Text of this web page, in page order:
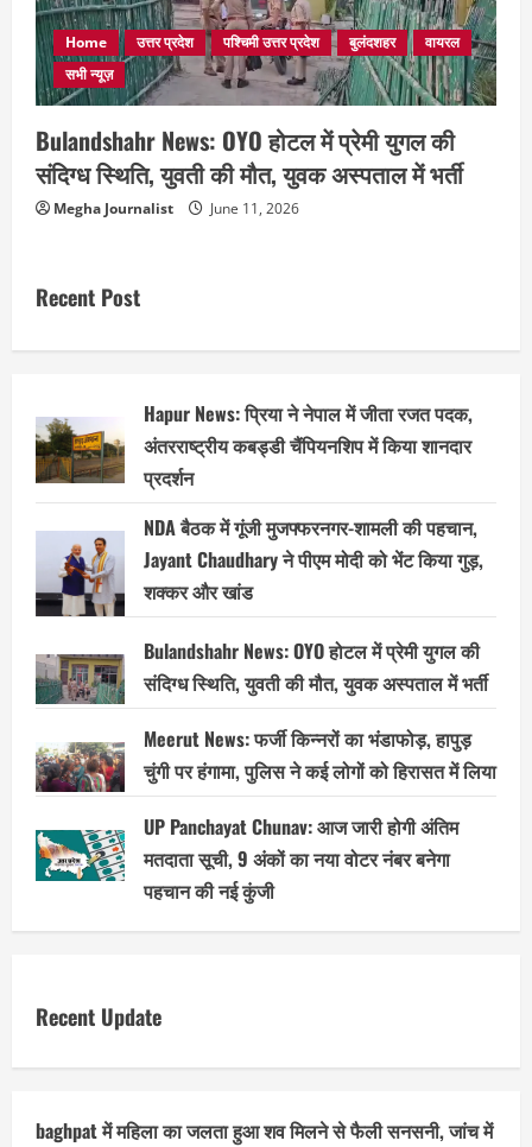
Home उत्तर प्रदेश पश्चिमी उत्तर प्रदेश बुलंदशहर
वायरल
सभी न्यूज़
Bulandshahr News: OYO होटल में प्रेमी युगल की
संदिग्ध स्थिति, युवती की मौत, युवक अस्पताल में भर्ती
Megha Journalist June 11, 2026
Recent Post
Hapur News: प्रिया ने नेपाल में जीता रजत पदक,
अंतरराष्ट्रीय कबड्डी चैंपियनशिप में किया शानदार
प्रदर्शन
NDA बैठक में गूंजी मुजफ्फरनगर-शामली की पहचान,
Jayant Chaudhary ने पीएम मोदी को भेंट किया गुड़,
शक्कर और खांड
Bulandshahr News: OYO होटल में प्रेमी युगल की
संदिग्ध स्थिति, युवती की मौत, युवक अस्पताल में भर्ती
Meerut News: फर्जी किन्नरों का भंडाफोड़, हापुड़
चुंगी पर हंगामा, पुलिस ने कई लोगों को हिरासत में लिया
UP Panchayat Chunav: आज जारी होगी अंतिम
मतदाता सूची, 9 अंकों का नया वोटर नंबर बनेगा
पहचान की नई कुंजी
Recent Update
baghpat में महिला का जलता हुआ शव मिलने से फैली सनसनी, जांच में